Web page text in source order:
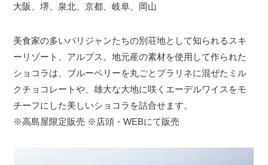
大阪、堺、泉北、京都、岐阜、岡山
美食家の多いパリジャンたちの別荘地として知られるスキ
ーリゾート、アルプス。地元産の素材を使用して作られた
ショコラは、ブルーベリーを丸ごとプラリネに混ぜたミル
クチョコレートや、雄大な大地に咲くエーデルワイスをモ
チーフにした美しいショコラを詰合せます。
※高島屋限定販売 ※店頭・WEBにて販売